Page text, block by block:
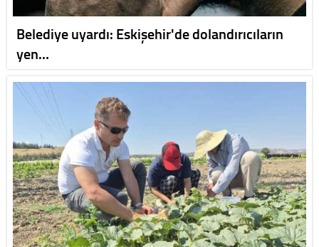
Belediye uyardı: Eskişehir'de dolandırıcıların
yen…